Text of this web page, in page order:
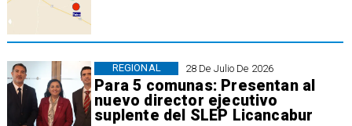
28 De Julio De 2026
Para 5 comunas: Presentan al
nuevo director ejecutivo
suplente del SLEP Licancabur
REGIONAL